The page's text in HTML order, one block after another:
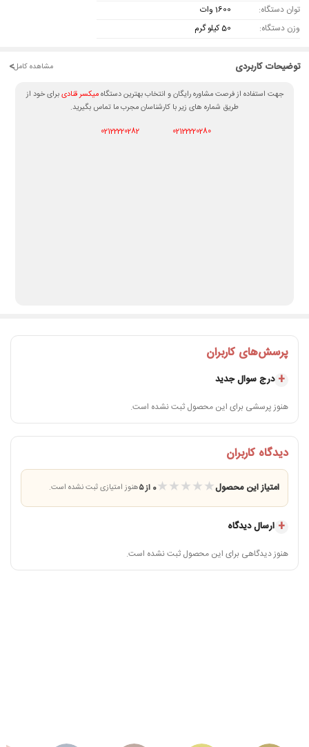
توان دستگاه:
1600 وات
وزن دستگاه:
50 کیلو گرم
توضیحات کاربردی مشاهده کامل<
جهت استفاده از فرصت مشاوره رایگان و انتخاب بهترین دستگاهمیکسر قنادیبرای خود از
طریق شماره های زیر با کارشناسان مجرب ما تماس بگیرید.
02122220280
02122220282
پرسش‌های کاربران
درج سوال جدید
هنوز پرسشی برای این محصول ثبت نشده است.
دیدگاه کاربران
امتیاز این محصول ★★★★★ 0 از ۵ هنوز امتیازی ثبت نشده است.
ارسال دیدگاه
هنوز دیدگاهی برای این محصول ثبت نشده است.